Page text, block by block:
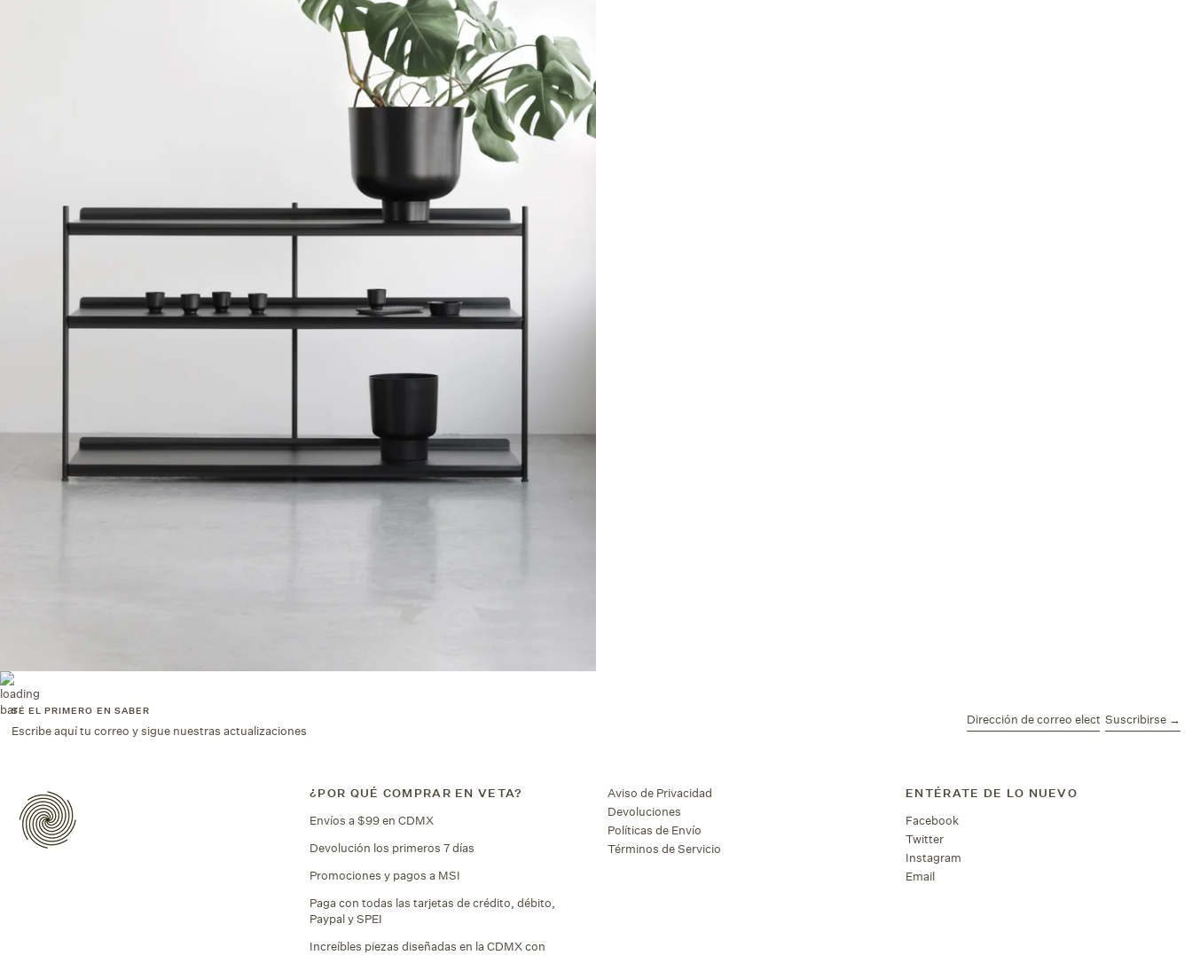
SÉ EL PRIMERO EN SABER
Escribe aquí tu correo y sigue nuestras actualizaciones
electrónico
Suscribirse →
¿POR QUÉ COMPRAR EN VETA?
Envíos a $99 en CDMX
Devolución los primeros 7 días
Promociones y pagos a MSI
Paga con todas las tarjetas de crédito, débito,
Paypal y SPEI
Increíbles piezas diseñadas en la CDMX con
Aviso de Privacidad
Devoluciones
Políticas de Envío
Términos de Servicio
ENTÉRATE DE LO NUEVO
Facebook
Twitter
Instagram
Email